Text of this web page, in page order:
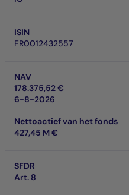
ISIN
FR0012432557
NAV
178.375,52 €
6-8-2026
Nettoactief van het fonds
427,45 M €
SFDR
Art. 8